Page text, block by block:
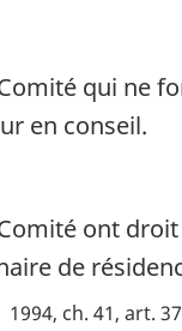
qui ne
en conseil.
ont
de
1994, ch. 41, art.